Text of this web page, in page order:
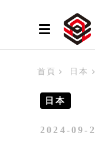
首頁 日本
日本
2024-09-